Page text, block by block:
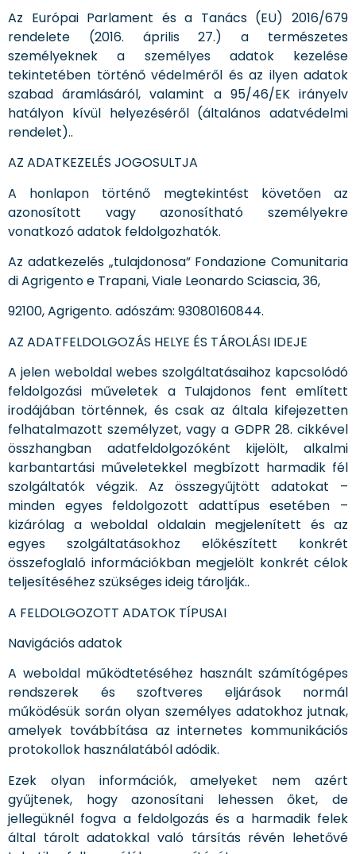
Az Európai Parlament és a Tanács (EU) 2016/679
rendelete (2016. április 27.) a természetes
személyeknek a személyes adatok kezelése
tekintetében történő védelméről és az ilyen adatok
szabad áramlásáról, valamint a 95/46/EK irányelv
hatályon kívül helyezéséről (általános adatvédelmi
rendelet)..
AZ ADATKEZELÉS JOGOSULTJA
A honlapon történő megtekintést követően az
azonosított vagy azonosítható személyekre
vonatkozó adatok feldolgozhatók.
Az adatkezelés „tulajdonosa” Fondazione Comunitaria
di Agrigento e Trapani, Viale Leonardo Sciascia, 36,
92100, Agrigento. adószám: 93080160844.
AZ ADATFELDOLGOZÁS HELYE ÉS TÁROLÁSI IDEJE
A jelen weboldal webes szolgáltatásaihoz kapcsolódó
feldolgozási műveletek a Tulajdonos fent említett
irodájában történnek, és csak az általa kifejezetten
felhatalmazott személyzet, vagy a GDPR 28. cikkével
összhangban adatfeldolgozóként kijelölt, alkalmi
karbantartási műveletekkel megbízott harmadik fél
szolgáltatók végzik. Az összegyűjtött adatokat –
minden egyes feldolgozott adattípus esetében –
kizárólag a weboldal oldalain megjelenített és az
egyes szolgáltatásokhoz előkészített konkrét
összefoglaló információkban megjelölt konkrét célok
teljesítéséhez szükséges ideig tárolják..
A FELDOLGOZOTT ADATOK TÍPUSAI
Navigációs adatok
A weboldal működtetéséhez használt számítógépes
rendszerek és szoftveres eljárások normál
működésük során olyan személyes adatokhoz jutnak,
amelyek továbbítása az internetes kommunikációs
protokollok használatából adódik.
Ezek olyan információk, amelyeket nem azért
gyűjtenek, hogy azonosítani lehessen őket, de
jellegüknél fogva a feldolgozás és a harmadik felek
által tárolt adatokkal való társítás révén lehetővé